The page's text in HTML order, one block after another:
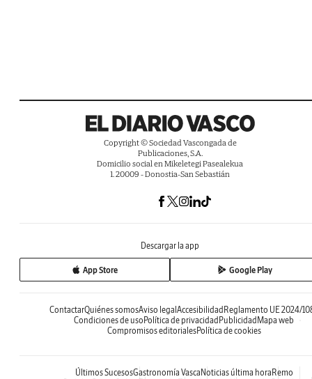
Copyright © Sociedad Vascongada de
Publicaciones, S.A.
Domicilio social en Mikeletegi Pasealekua
1. 20009 - Donostia-San Sebastián
Descargar la app
App Store Google Play
ContactarQuiénes somosAviso legal Accesibilidad Reglamento UE 2024/
Condiciones de uso Política de privacidad Publicidad Mapa web
Compromisos editorialesPolítica de cookies
Últimos SucesosGastronomía Vasca Noticias última hora Remo